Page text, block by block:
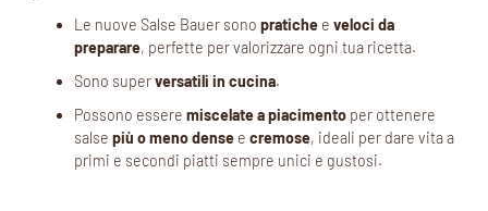
Le nuove Salse Bauer sono pratiche e veloci da
preparare, perfette per valorizzare ogni tua ricetta.
Sono superversatili in cucina.
Possono essere miscelate a piacimento per ottenere
salse più o meno dense e cremose, ideali per dare vita a
primi e secondi piatti sempre unici e gustosi.